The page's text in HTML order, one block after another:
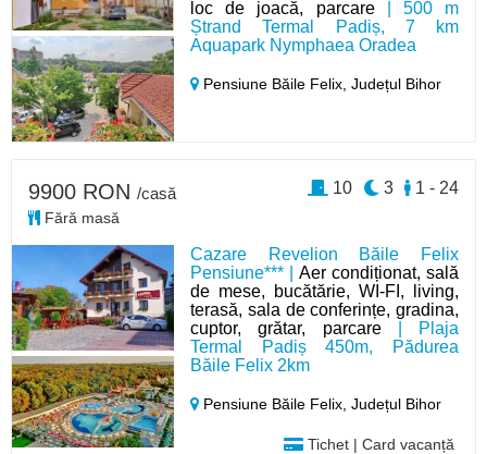
loc de joacă, parcare| 500 m
Ștrand Termal Padiș, 7 km
Aquapark Nymphaea Oradea
Pensiune Băile Felix,Județul Bihor
Cazare Revelion Băile Felix
Pensiune*** | Aer condiționat, sală
de mese, bucătărie, WI-FI, living,
terasă, sala de conferințe, gradina,
cuptor, grătar, parcare| Plaja
Termal Padiș 450m, Pădurea
Băile Felix 2km
Pensiune Băile Felix,Județul Bihor
Tichet | Card vacanță
9900 RON /casă
Fără masă
1 - 24
3
10